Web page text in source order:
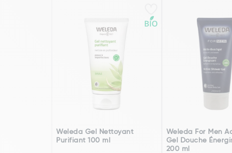
Weleda Gel Nettoyant
Purifiant 100 ml
Weleda For Men
Gel Douche
200 ml